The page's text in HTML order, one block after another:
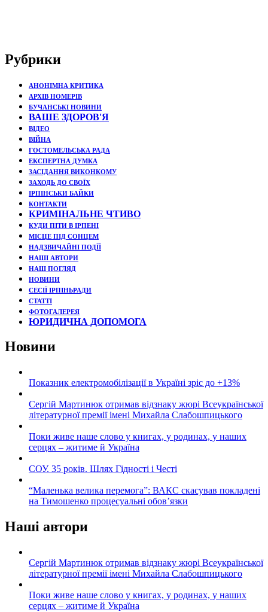
Рубрики
АНОНІМНА КРИТИКА
АРХІВ НОМЕРІВ
БУЧАНСЬКІ НОВИНИ
ВАШЕ ЗДОРОВ'Я
ВІДЕО
ВІЙНА
ГОСТОМЕЛЬСЬКА РАДА
ЕКСПЕРТНА ДУМКА
ЗАСІДАННЯ ВИКОНКОМУ
ЗАХОДЬ ДО СВОЇХ
ІРПІНСЬКИ БАЙКИ
КОНТАКТИ
КРИМІНАЛЬНЕ ЧТИВО
КУДИ ПІТИ В ІРПЕНІ
МІСЦЕ ПІД СОНЦЕМ
НАДЗВИЧАЙНІ ПОДЇЇ
НАШІ АВТОРИ
НАШ ПОГЛЯД
НОВИНИ
СЕСІЇ ІРПІНЬРАДИ
СТАТТІ
ФОТОГАЛЕРЕЯ
ЮРИДИЧНА ДОПОМОГА
Новини
Показник електромобілізації в Україні зріс до +13%
Сергій Мартинюк отримав відзнаку жюрі Всеукраїнської
літературної премії імені Михайла Слабошпицького
Поки живе наше слово у книгах, у родинах, у наших
серцях – житиме й Україна
СОУ. 35 років. Шлях Гідності і Честі
“Маленька велика перемога”: ВАКС скасував покладені
на Тимошенко процесуальні обов’язки
Наші автори
Сергій Мартинюк отримав відзнаку жюрі Всеукраїнської
літературної премії імені Михайла Слабошпицького
Поки живе наше слово у книгах, у родинах, у наших
серцях – житиме й Україна